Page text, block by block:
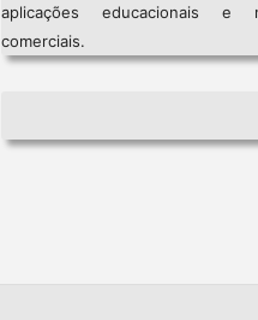
aplicações educacionais e
comerciais.